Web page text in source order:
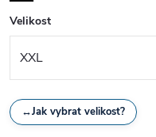
Velikost
↔Jak vybrat velikost?